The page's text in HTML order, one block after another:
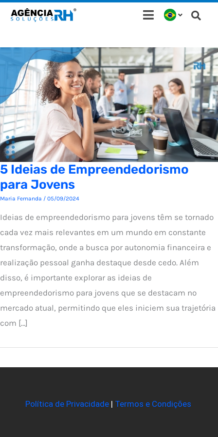
para
conteúdo
5 Ideias de Empreendedorismo
para Jovens
Maria Fernanda / 05/09/2024
Ideias de empreendedorismo para jovens têm se tornado
cada vez mais relevantes em um mundo em constante
transformação, onde a busca por autonomia financeira e
realização pessoal ganha destaque desde cedo. Além
disso, é importante explorar as ideias de
empreendedorismo para jovens que se destacam no
mercado atual, permitindo que eles iniciem sua trajetória
com […]
Política de Privacidade| Termos e Condições